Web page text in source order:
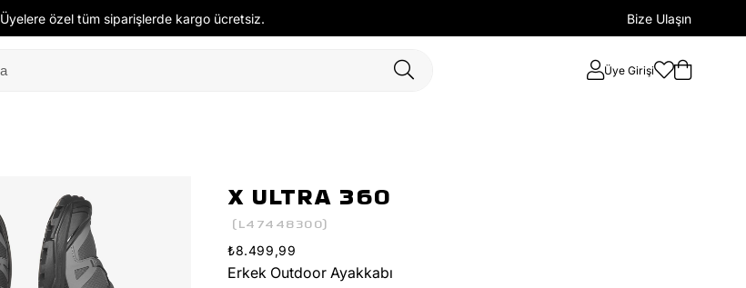
Üyelere özel tüm siparişlerde kargo ücretsiz. Bize Ulaşın
Üye Girişi
X ULTRA 360
(L47448300)
₺8.499,99
Erkek Outdoor Ayakkabı